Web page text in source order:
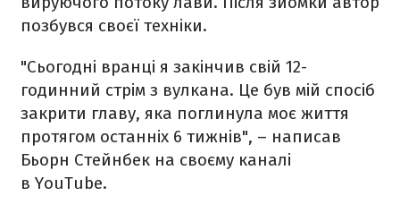
позбувся своєї техніки.
"Сьогодні вранці я закінчив свій 12-
годинний стрім з вулкана. Це був мій спосіб
закрити главу, яка поглинула моє життя
протягом останніх 6 тижнів", – написав
Бьорн Стейнбек на своєму каналі
в YouTube.